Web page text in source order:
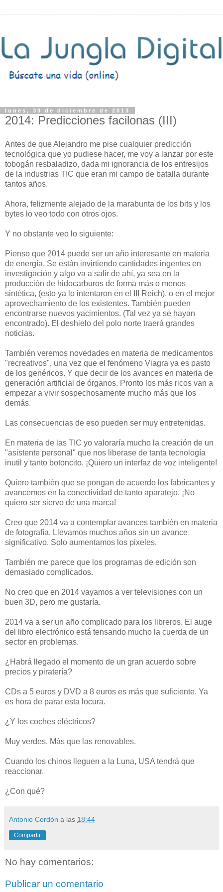
lunes, 30 de diciembre de 2013
2014: Predicciones facilonas (III)
Antes de que Alejandro me pise cualquier predicción
tecnológica que yo pudiese hacer, me voy a lanzar por este
tobogán resbaladizo, dada mi ignorancia de los entresijos
de la industrias TIC que eran mi campo de batalla durante
tantos años.
Ahora, felizmente alejado de la marabunta de los bits y los
bytes lo veo todo con otros ojos.
Y no obstante veo lo siguiente:
Pienso que 2014 puede ser un año interesante en materia
de energía. Se están invirtiendo cantidades ingentes en
investigación y algo va a salir de ahí, ya sea en la
producción de hidocarburos de forma más o menos
sintética, (esto ya lo intentaron en el III Reich), o en el mejor
aprovechamiento de los existentes. También pueden
encontrarse nuevos yacimientos. (Tal vez ya se hayan
encontrado). El deshielo del polo norte traerá grandes
noticias.
También veremos novedades en materia de medicamentos
"recreativos", una vez que el fenómeno Viagra ya es pasto
de los genéricos. Y que decir de los avances en materia de
generación artificial de órganos. Pronto los más ricos van a
empezar a vivir sospechosamente mucho más que los
demás.
Las consecuencias de eso pueden ser muy entretenidas.
En materia de las TIC yo valoraría mucho la creación de un
"asistente personal" que nos liberase de tanta tecnología
inutil y tanto botoncito. ¡Quiero un interfaz de voz inteligente!
Quiero también que se pongan de acuerdo los fabricantes y
avancemos en la conectividad de tanto aparatejo. ¡No
quiero ser siervo de una marca!
Creo que 2014 va a contemplar avances también en materia
de fotografía. Llevamos muchos años sin un avance
significativo. Solo aumentamos los pixeles.
También me parece que los programas de edición son
demasiado complicados.
No creo que en 2014 vayamos a ver televisiones con un
buen 3D, pero me gustaría.
2014 va a ser un año complicado para los libreros. El auge
del libro electrónico está tensando mucho la cuerda de un
sector en problemas.
¿Habrá llegado el momento de un gran acuerdo sobre
precios y piratería?
CDs a 5 euros y DVD a 8 euros es más que suficiente. Ya
es hora de parar esta locura.
¿Y los coches eléctricos?
Muy verdes. Más que las renovables.
Cuando los chinos lleguen a la Luna, USA tendrá que
reaccionar.
¿Con qué?
Antonio Cordón a las 18:44
Compartir
No hay comentarios:
Publicar un comentario